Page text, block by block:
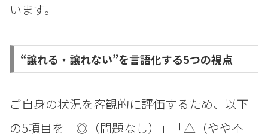
います。
“譲れる・譲れない”を言語化する5つの視点
ご自身の状況を客観的に評価するため、以下
の5項目を「◎（問題なし）」「△（やや不